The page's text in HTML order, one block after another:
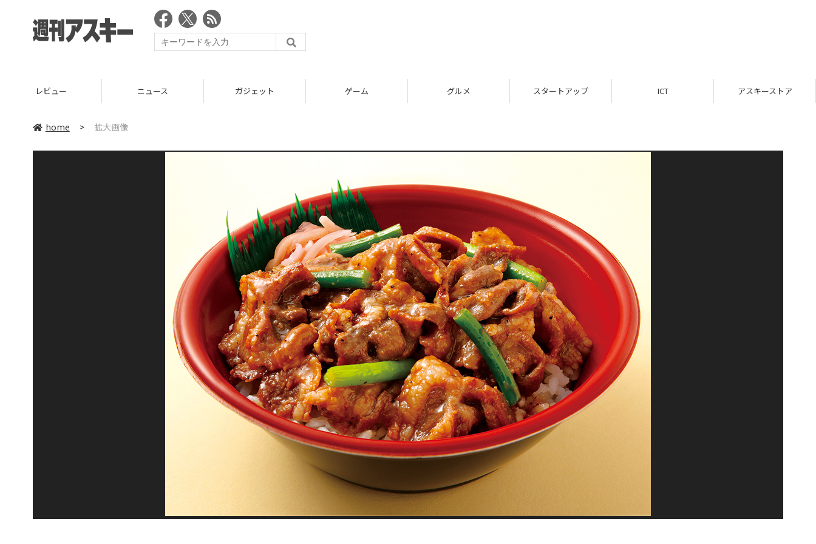
レビュー ニュース ガジェット ゲーム グルメ スタートアップ ICT アスキーストア
home > 拡大画像